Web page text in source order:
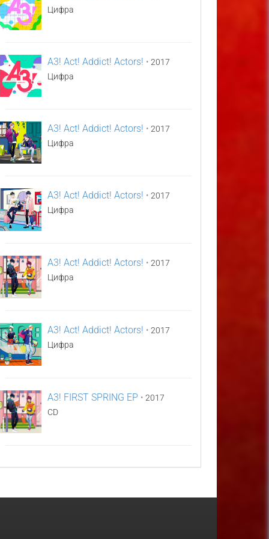
Цифра
A3! Act! Addict! Actors! • 2017
Цифра
A3! Act! Addict! Actors! • 2017
Цифра
A3! Act! Addict! Actors! • 2017
Цифра
A3! Act! Addict! Actors! • 2017
Цифра
A3! Act! Addict! Actors! • 2017
Цифра
A3! FIRST SPRING EP • 2017
CD